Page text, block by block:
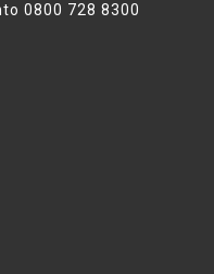
0800 728 8300